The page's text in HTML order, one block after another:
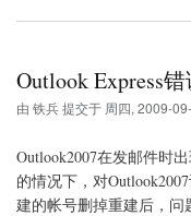
Outlook Express
由 铁兵提交于 周四, 2009-
Outlook2007在发邮件时
的情况下，对
建的帐号删掉重建后，问